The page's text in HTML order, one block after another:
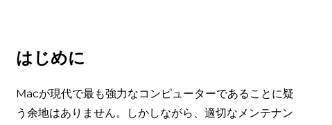
はじめに
Macが現代で最も強力なコンピューターであることに疑
う余地はありません。しかしながら、適切なメンテナン